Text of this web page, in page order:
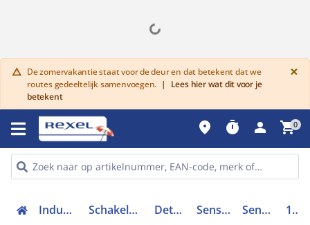
warning De zomervakantie staat voor de deur en dat betekent dat we
routes gedeeltelijk samenvoegen. |
Lees hier wat dit voor je
betekent
×
place timer person shopping_cart0
Industriele componenten Schakelen, bedienen en signaleren Detectie en sensoren Sensoren & Actuatoren Sensor / actoradapter 1519736